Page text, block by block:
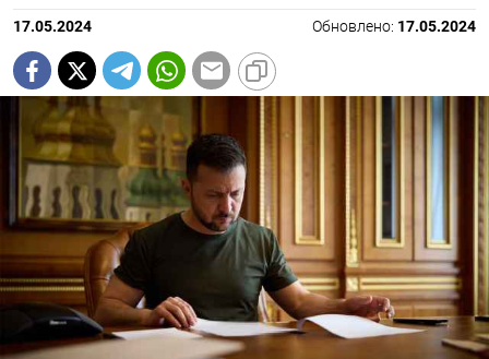
17.05.2024 Обновлено: 17.05.2024